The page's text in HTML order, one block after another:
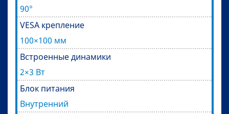
90°
VESA крепление
100×100 мм
Встроенные динамики
2×3 Вт
Блок питания
Внутренний